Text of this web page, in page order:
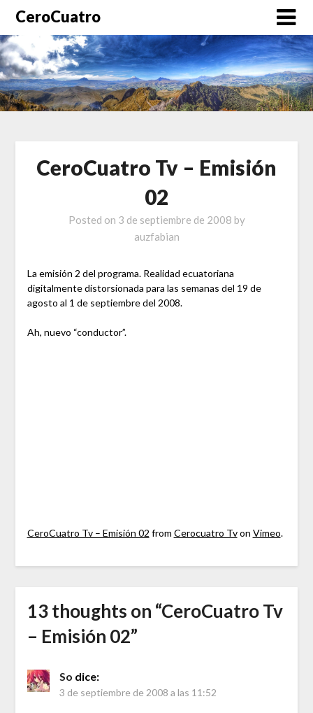
CeroCuatro
CeroCuatro Tv – Emisión
02
Posted on 3 de septiembre de 2008 by
auzfabian
La emisión 2 del programa. Realidad ecuatoriana
digitalmente distorsionada para las semanas del 19 de
agosto al 1 de septiembre del 2008.
Ah, nuevo “conductor”.
CeroCuatro Tv – Emisión 02 from Cerocuatro Tvon Vimeo.
13 thoughts on “CeroCuatro Tv
– Emisión 02”
So dice:
3 de septiembre de 2008 a las 11:52